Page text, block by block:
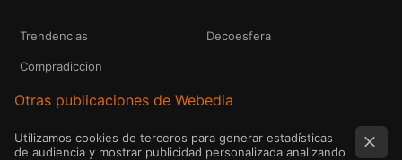
Trendencias Decoesfera
Compradiccion
Otras publicaciones de Webedia
Utilizamos cookies de terceros para generar estadísticas
de audiencia y mostrar publicidad personalizada analizando